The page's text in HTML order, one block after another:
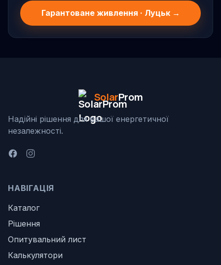
Гарантоване живлення · Луцьк →
SolarProm
Надійні рішення для вашої енергетичної
незалежності.
НАВІГАЦІЯ
Каталог
Рішення
Опитувальний лист
Калькулятори